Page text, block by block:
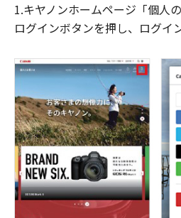
1.キヤノンホームページ「個人
ログインボタンを押し、ログイ